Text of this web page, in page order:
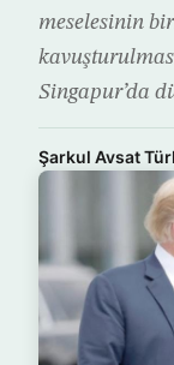
meselesinin
Singapur’da
Şarkul Avsat